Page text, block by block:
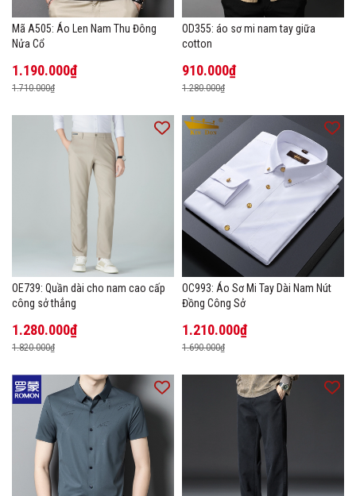
Mã A505: Áo Len Nam Thu Đông
Nửa Cổ
1.190.000₫
1.710.000₫
OD355: áo sơ mi nam tay giữa
cotton
910.000₫
1.280.000₫
OE739: Quần dài cho nam cao cấp
công sở thẳng
1.280.000₫
1.820.000₫
OC993: Áo Sơ Mi Tay Dài Nam Nút
Đồng Công Sở
1.210.000₫
1.690.000₫